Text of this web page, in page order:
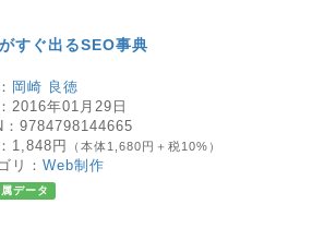
すぐ出るSEO事典
岡崎 良徳
2016年01月29日
9784798144665
1,848円 （本体1,680円＋税10%）
リ： Web制作
データ